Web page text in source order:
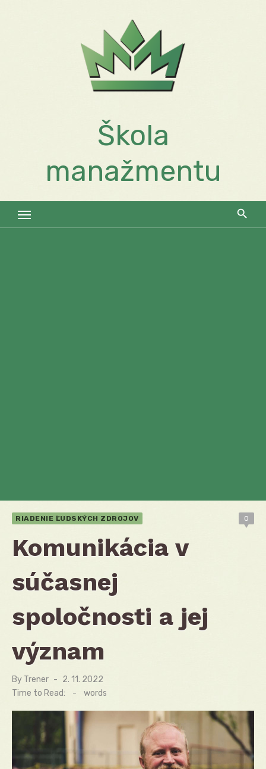
Škola
manažmentu
RIADENIE ĽUDSKÝCH ZDROJOV 0
Komunikácia v
súčasnej
spoločnosti a jej
význam
By Trener
Posted
on
2. 11. 2022
Time to Read:
- words